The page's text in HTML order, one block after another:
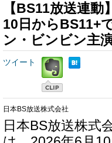
【BS11放送連
10日からBS11+
ン・ビンビン主
ツイート
日本BS放送株式会社
日本BS放送株式